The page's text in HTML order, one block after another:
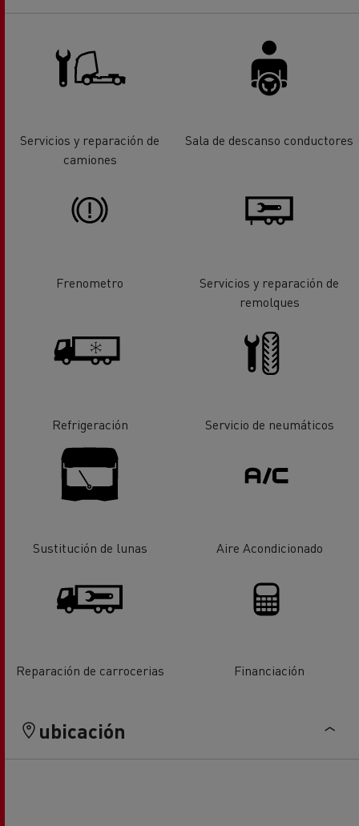
Servicios y reparación de
camiones
Sala de descanso conductores
Frenometro
Servicios y reparación de
remolques
Refrigeración Servicio de neumáticos
Sustitución de lunas Aire Acondicionado
Reparación de carrocerias Financiación
ubicación